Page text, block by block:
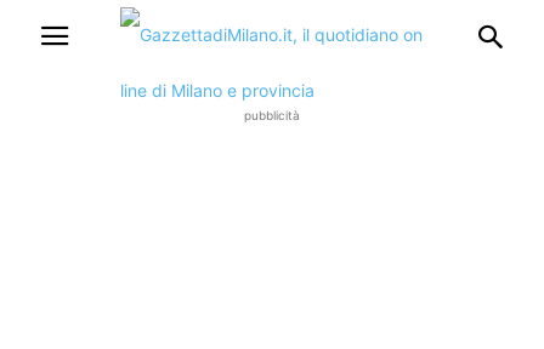
pubblicità